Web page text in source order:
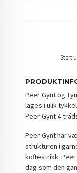
Stort
Peer Gynt og
lages i ulik
Peer Gynt 4-
Peer Gynt har
strukturen i
koftestrikk.
dag som den